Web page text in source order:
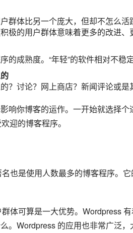
群体比另一个庞大，但却不怎么
极的用户群体意味着更多的改进、
的成熟度。“年轻”的软件相对不稳
？讨论？网上商店？新闻评论或是
响你博客的运作。一开始就选择
迎的博客程序。
也是使用人数最多的博客程序。
体可算是一大优势。Wordpress
。Wordpress 的应用也非常广泛